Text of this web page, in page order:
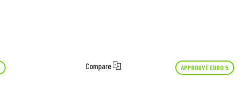
Compare APPROUVÉ EURO 5